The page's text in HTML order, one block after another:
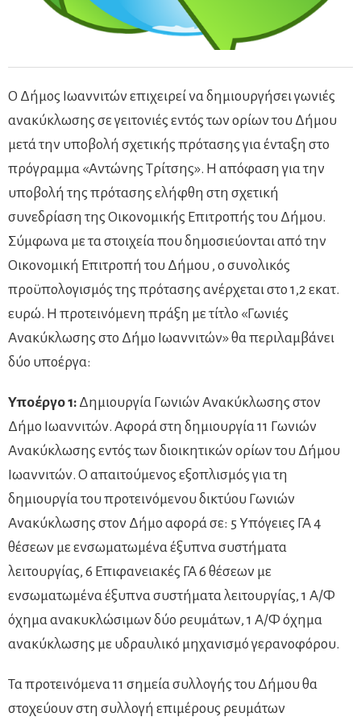
Ο Δήμος Ιωαννιτών επιχειρεί να δημιουργήσει γωνιές
ανακύκλωσης σε γειτονιές εντός των ορίων του Δήμου
μετά την υποβολή σχετικής πρότασης για ένταξη στο
πρόγραμμα «Αντώνης Τρίτσης». Η απόφαση για την
υποβολή της πρότασης ελήφθη στη σχετική
συνεδρίαση της Οικονομικής Επιτροπής του Δήμου.
Σύμφωνα με τα στοιχεία που δημοσιεύονται από την
Οικονομική Επιτροπή του Δήμου , ο συνολικός
προϋπολογισμός της πρότασης ανέρχεται στο 1,2 εκατ.
ευρώ. Η προτεινόμενη πράξη με τίτλο «Γωνιές
Ανακύκλωσης στο Δήμο Ιωαννιτών» θα περιλαμβάνει
δύο υποέργα:
Υποέργο 1: Δημιουργία Γωνιών Ανακύκλωσης στον
Δήμο Ιωαννιτών. Αφορά στη δημιουργία 11 Γωνιών
Ανακύκλωσης εντός των διοικητικών ορίων του Δήμου
Ιωαννιτών. Ο απαιτούμενος εξοπλισμός για τη
δημιουργία του προτεινόμενου δικτύου Γωνιών
Ανακύκλωσης στον Δήμο αφορά σε: 5 Υπόγειες ΓΑ 4
θέσεων με ενσωματωμένα έξυπνα συστήματα
λειτουργίας, 6 Επιφανειακές ΓΑ 6 θέσεων με
ενσωματωμένα έξυπνα συστήματα λειτουργίας, 1 Α/Φ
όχημα ανακυκλώσιμων δύο ρευμάτων, 1 Α/Φ όχημα
ανακύκλωσης με υδραυλικό μηχανισμό γερανοφόρου.
Τα προτεινόμενα 11 σημεία συλλογής του Δήμου θα
στοχεύουν στη συλλογή επιμέρους ρευμάτων